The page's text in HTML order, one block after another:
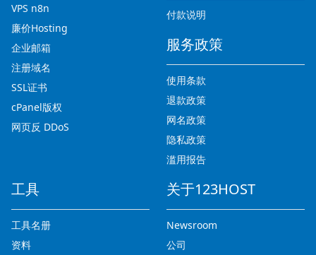
VPS n8n
廉价Hosting
企业邮箱
注册域名
SSL证书
cPanel版权
网页反 DDoS
付款说明
服务政策
使用条款
退款政策
网名政策
隐私政策
滥用报告
工具
工具名册
资料
关于123HOST
Newsroom
公司